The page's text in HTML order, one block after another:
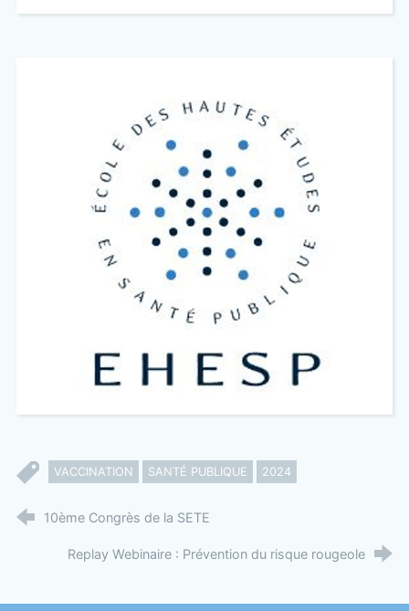
VACCINATION SANTÉ PUBLIQUE 2024
10ème Congrès de la SETE
Replay Webinaire : Prévention du risque rougeole